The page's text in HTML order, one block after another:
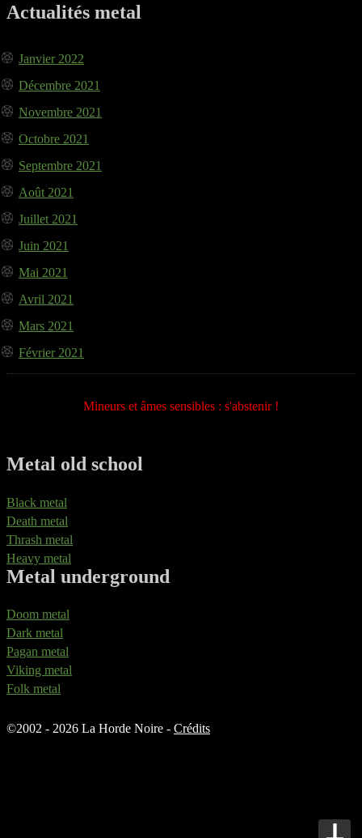
Actualités metal
Janvier 2022
Décembre 2021
Novembre 2021
Octobre 2021
Septembre 2021
Août 2021
Juillet 2021
Juin 2021
Mai 2021
Avril 2021
Mars 2021
Février 2021
Mineurs et âmes sensibles : s'abstenir !
Metal old school
Black metal
Death metal
Thrash metal
Heavy metal
Metal underground
Doom metal
Dark metal
Pagan metal
Viking metal
Folk metal
©2002 - 2026 La Horde Noire - Crédits